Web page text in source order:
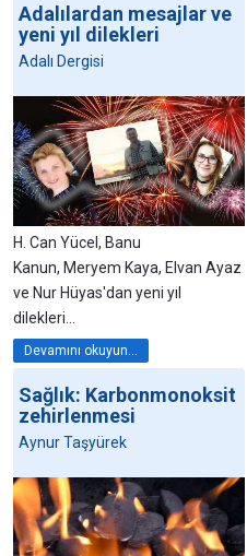
Adalılardan mesajlar ve
yeni yıl dilekleri
Adalı Dergisi
H. Can Yücel, Banu
Kanun, Meryem Kaya, Elvan Ayaz
ve Nur Hüyas'dan yeni yıl
dilekleri...
Devamını okuyun...
Sağlık: Karbonmonoksit
zehirlenmesi
Aynur Taşyürek